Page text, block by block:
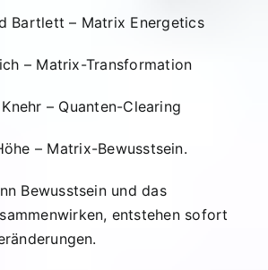
Bartlett – Matrix Energetics
– Matrix-Transformation
– Quanten-Clearing
– Matrix-Bewusstsein.
Bewusstsein und das
entstehen sofort